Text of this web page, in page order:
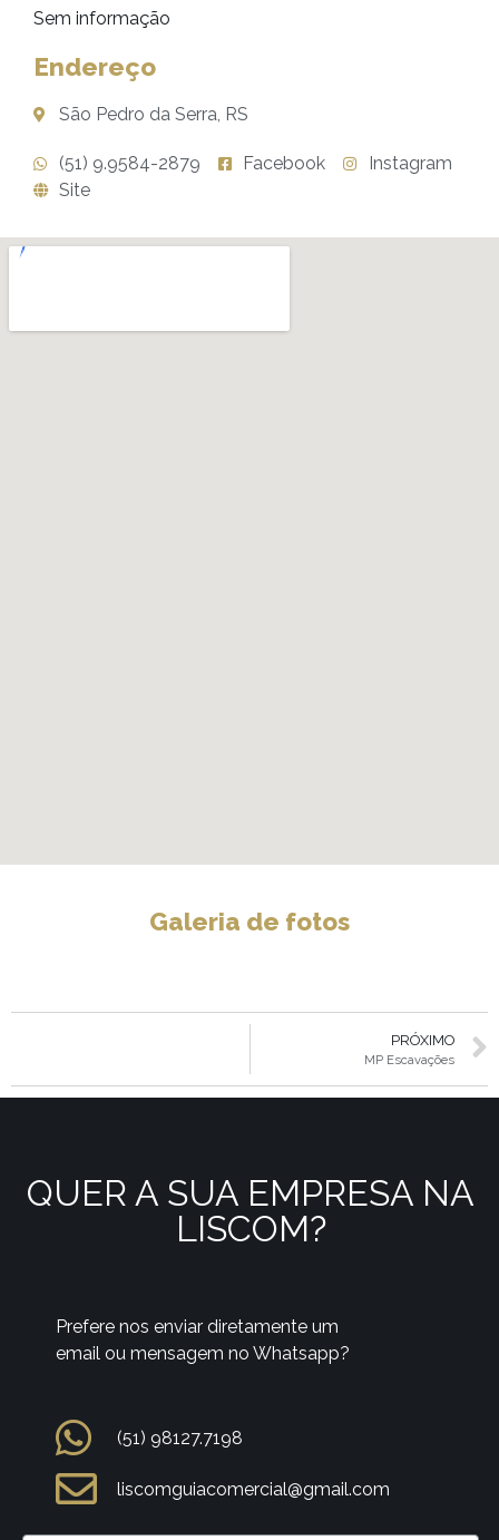
Sem informação
Endereço
São Pedro da Serra, RS
(51) 9.9584-2879 Facebook
Instagram
Site
Galeria de fotos
PRÓXIMO
MP Escavações
QUER A SUA EMPRESA NA
LISCOM?
Prefere nos enviar diretamente um
email ou mensagem no Whatsapp?
(51) 98127.7198
liscomguiacomercial@gmail.com